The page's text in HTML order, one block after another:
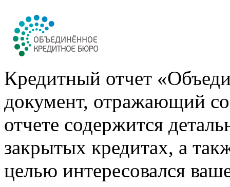
Кредитный отчет
документ, отражающий
отчете содержится
закрытых кредитах, а
целью интересовался